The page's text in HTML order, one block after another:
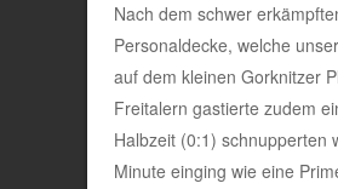
Nach dem schwer
Personaldecke, welche
auf dem kleinen Gorknitzer
Freitalern gastierte zudem
Halbzeit (0:1) schnupperten
Minute einging wie eine